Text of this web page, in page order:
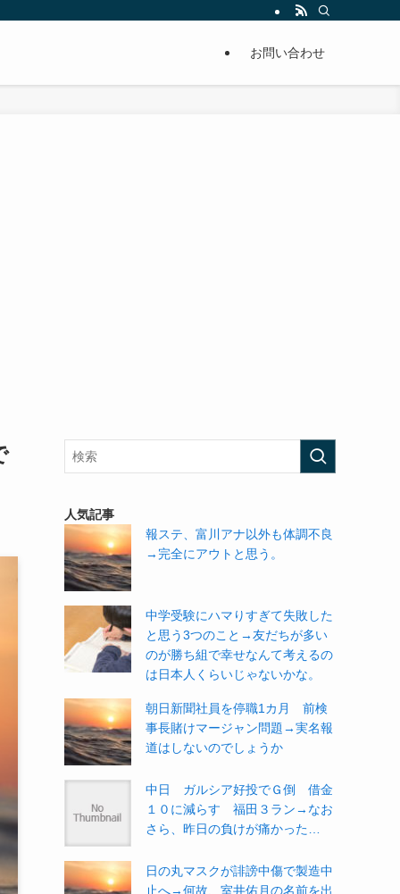
痩せることが出来るように分かりやすくまとめています。
お問い合わせ
人気記事
報ステ、富川アナ以外も体調不良
→完全にアウトと思う。
中学受験にハマりすぎて失敗した
と思う3つのこと→友だちが多い
のが勝ち組で幸せなんて考えるの
は日本人くらいじゃないかな。
朝日新聞社員を停職1カ月 前検
事長賭けマージャン問題→実名報
道はしないのでしょうか
中日 ガルシア好投でＧ倒 借金
１０に減らす 福田３ラン→なお
さら、昨日の負けが痛かった…
日の丸マスクが誹謗中傷で製造中
止へ→何故、室井佑月の名前を出